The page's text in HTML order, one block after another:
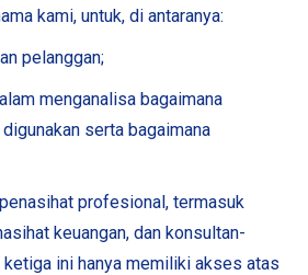
kami, untuk, di antaranya:
pelanggan;
menganalisa bagaimana
serta bagaimana
profesional, termasuk
keuangan, dan konsultan-
ketiga ini hanya memiliki akses atas